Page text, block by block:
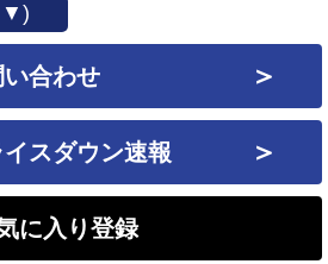
▼)
い合わせ ＞
イスダウン速報 ＞
に入り登録